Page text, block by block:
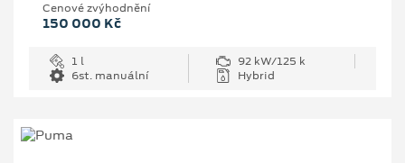
Cenové zvýhodnění
150 000 Kč
1 l
92 kW/125 k
6st. manuální
Hybrid